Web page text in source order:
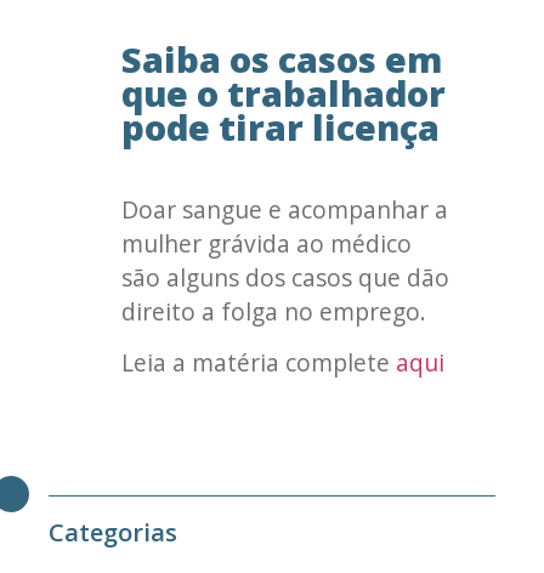
Saiba os casos em
que o trabalhador
pode tirar licença
Doar sangue e acompanhar a
mulher grávida ao médico
são alguns dos casos que dão
direito a folga no emprego.
Leia a matéria complete aqui
Categorias